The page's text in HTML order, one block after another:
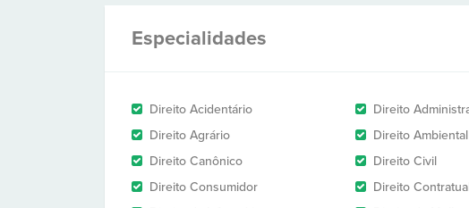
Especialidades
Direito Acidentário Direito
Direito Agrário
Direito Ambiental
Direito Canônico
Direito Civil
Direito Consumidor
Direito